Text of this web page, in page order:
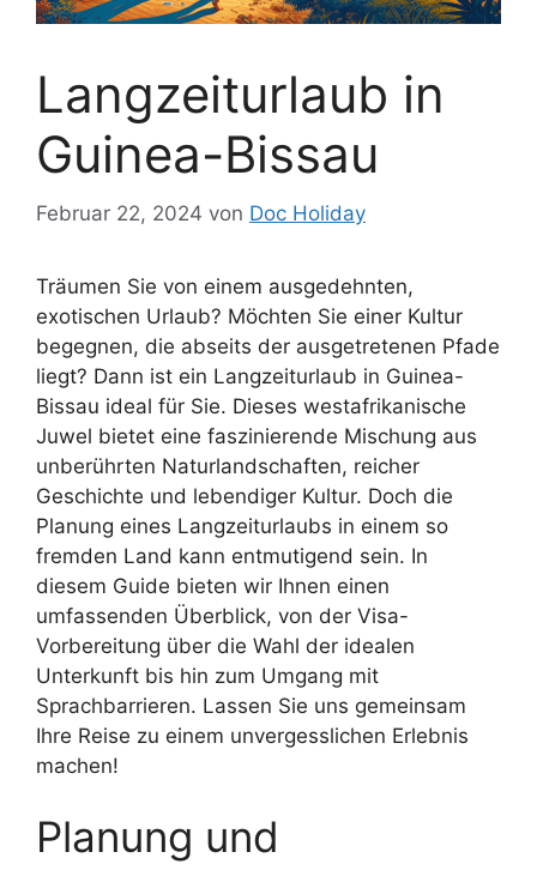
Langzeiturlaub in
Guinea-Bissau
Februar 22, 2024 von Doc Holiday
Träumen Sie von einem ausgedehnten,
exotischen Urlaub? Möchten Sie einer Kultur
begegnen, die abseits der ausgetretenen Pfade
liegt? Dann ist ein Langzeiturlaub in Guinea-
Bissau ideal für Sie. Dieses westafrikanische
Juwel bietet eine faszinierende Mischung aus
unberührten Naturlandschaften, reicher
Geschichte und lebendiger Kultur. Doch die
Planung eines Langzeiturlaubs in einem so
fremden Land kann entmutigend sein. In
diesem Guide bieten wir Ihnen einen
umfassenden Überblick, von der Visa-
Vorbereitung über die Wahl der idealen
Unterkunft bis hin zum Umgang mit
Sprachbarrieren. Lassen Sie uns gemeinsam
Ihre Reise zu einem unvergesslichen Erlebnis
machen!
Planung und